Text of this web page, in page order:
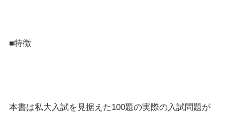
■特徴
本書は私大入試を見据えた100題の実際の入試問題が